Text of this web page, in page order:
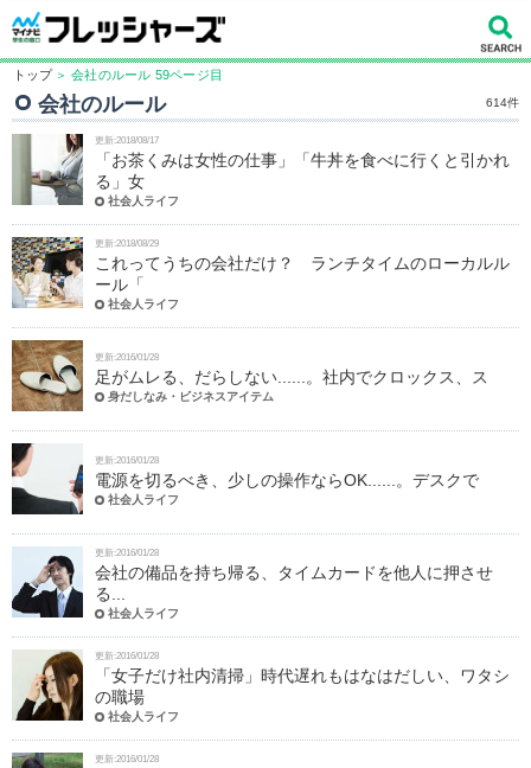
トップ ＞ 会社のルール 59ページ目
会社のルール 614件
更新:2018/08/17
「お茶くみは女性の仕事」「牛丼を食べに行くと引かれ
る」女
社会人ライフ
更新:2018/08/29
これってうちの会社だけ？ ランチタイムのローカルル
ール「
社会人ライフ
更新:2016/01/28
足がムレる、だらしない......。社内でクロックス、ス
身だしなみ・ビジネスアイテム
更新:2016/01/28
電源を切るべき、少しの操作ならOK......。デスクで
社会人ライフ
更新:2016/01/28
会社の備品を持ち帰る、タイムカードを他人に押させ
る...
社会人ライフ
更新:2016/01/28
「女子だけ社内清掃」時代遅れもはなはだしい、ワタシ
の職場
社会人ライフ
更新:2016/01/28